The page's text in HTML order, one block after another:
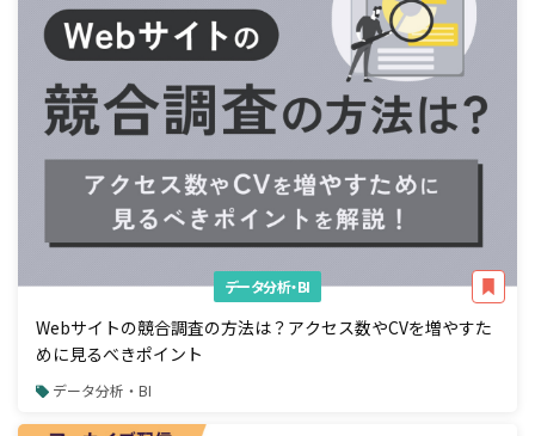
データ分析・BI
Webサイトの競合調査の方法は？アクセス数やCVを増やすた
めに見るべきポイント
データ分析・BI